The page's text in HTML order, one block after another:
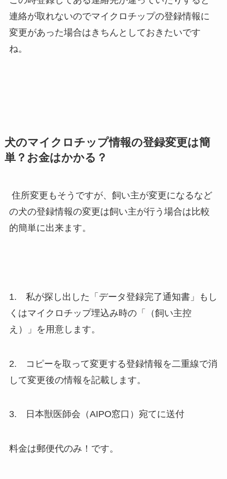
連絡が取れないのでマイクロチップの登録情報に
変更があった場合はきちんとしておきたいです
ね。
犬のマイクロチップ情報の登録変更は簡
単？お金はかかる？
住所変更もそうですが、飼い主が変更になるなど
の犬の登録情報の変更は飼い主が行う場合は比較
的簡単に出来ます。
1. 私が探し出した「データ登録完了通知書」もし
くはマイクロチップ埋込み時の「（飼い主控
え）」を用意します。
2. コピーを取って変更する登録情報を二重線で消
して変更後の情報を記載します。
3. 日本獣医師会（AIPO窓口）宛てに送付
料金は郵便代のみ！です。